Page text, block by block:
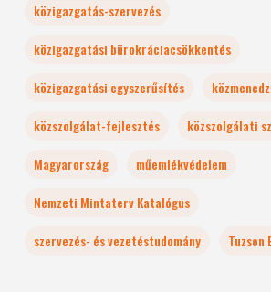
közigazgatás-szervezés
közigazgatási bürokráciacsökkentés
közigazgatási egyszerűsítés
közszolgálat-fejlesztés
közszolgálati
Magyarország
műemlékvédelem
Nemzeti Mintaterv Katalógus
szervezés- és vezetéstudomány
Tuzson